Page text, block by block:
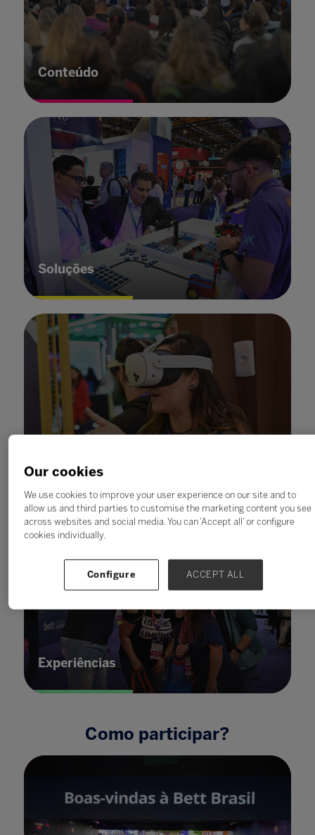
Conteúdo
Soluções
Inovação
Experiências
Como participar?
Our cookies
We use cookies to improve your user experience on our site and to
allow us and third parties to customise the marketing content you see
across websites and social media. You can ‘Accept all’ or configure
cookies individually.
Configure ACCEPT ALL